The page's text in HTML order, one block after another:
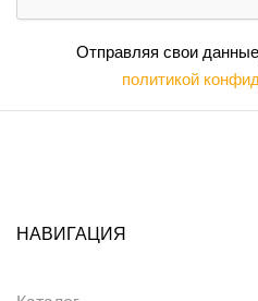
Отправляя свои
политикой
НАВИГАЦИЯ